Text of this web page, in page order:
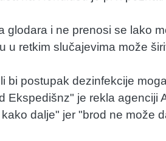
glodara i ne prenosi se lako
u retkim slučajevima može
bi postupak dezinfekcije
Ekspedišnz" je rekla agenciji
dalje" jer "brod ne može